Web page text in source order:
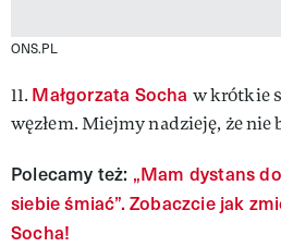
ONS.PL
11. Małgorzata Socha w krótkie
węzłem. Miejmy nadzieję, że nie
Polecamy też: „Mam dystans
siebie śmiać”. Zobaczcie jak
Socha!